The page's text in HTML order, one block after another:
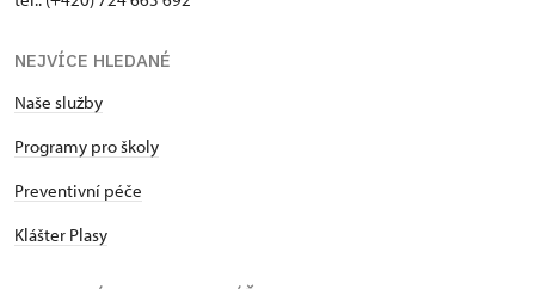
NEJVÍCE HLEDANÉ
Naše služby
Programy pro školy
Preventivní péče
Klášter Plasy